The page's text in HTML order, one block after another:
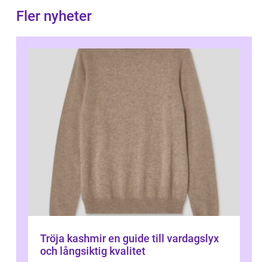
Fler nyheter
Tröja kashmir en guide till vardagslyx
och långsiktig kvalitet